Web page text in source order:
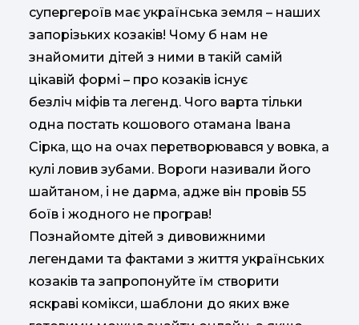
супергероїв має українська земля – наших
запорізьких козаків! Чому б нам не
знайомити дітей з ними в такій самій
цікавій формі – про козаків існує
безліч міфів та легенд. Чого варта тільки
одна постать кошового отамана Івана
Сірка, що на очах перетворювався у вовка, а
кулі ловив зубами. Вороги називали його
шайтаном, і не дарма, адже він провів 55
боїв і жодного не програв!
Познайомте дітей з дивовижними
легендами та фактами з життя українських
козаків та запропонуйте їм створити
яскраві комікси, шаблони до яких вже